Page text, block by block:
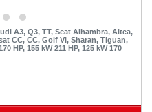
A3, Q3, TT, Seat Alhambra, Altea,
CC, CC, Golf VI, Sharan, Tiguan,
HP, 155 kW 211 HP, 125 kW 170